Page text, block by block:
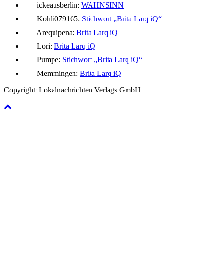
ickeausberlin: WAHNSINN
Kohli079165: Stichwort „Brita Larq iQ“
Arequipena: Brita Larq iQ
Lori: Brita Larq iQ
Pumpe: Stichwort „Brita Larq iQ“
Memmingen: Brita Larq iQ
Copyright: Lokalnachrichten Verlags GmbH